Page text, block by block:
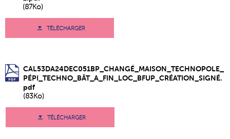
(87Ko)
TÉLÉCHARGER
CAL53DA24DEC051BP_CHANGÉ_MAISON_TECHNOPOLE_
PÉPI_TECHNO_BÂT_A_FIN_LOC_BFUP_CRÉATION_SIGNÉ.
pdf
(83Ko)
TÉLÉCHARGER